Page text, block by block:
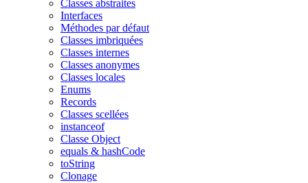
Classes abstraites
Interfaces
Méthodes par défaut
Classes imbriquées
Classes internes
Classes anonymes
Classes locales
Enums
Records
Classes scellées
instanceof
Classe Object
equals & hashCode
toString
Clonage